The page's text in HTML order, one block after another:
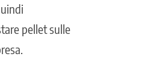
pellet sulle